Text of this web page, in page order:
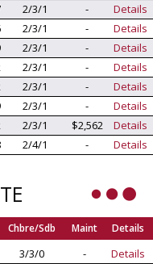
2/3/1 -
Details
2/3/1 -
Details
2/3/1 -
Details
2/3/1 -
Details
2/3/1 -
Details
2/3/1 -
Details
2/3/1 $2,562
Details
2/4/1 - Details
Chbre/Sdb Maint Details
3/3/0 -
Details